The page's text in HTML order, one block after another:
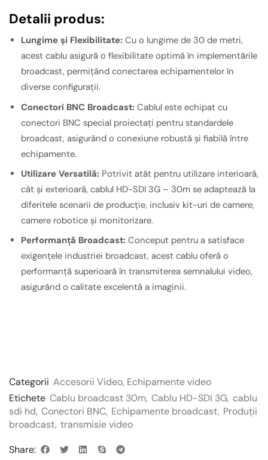
Detalii produs:
Lungime și Flexibilitate: Cu o lungime de 30 de metri,
acest cablu asigură o flexibilitate optimă în implementările
broadcast, permițând conectarea echipamentelor în
diverse configurații.
Conectori BNC Broadcast: Cablul este echipat cu
conectori BNC special proiectați pentru standardele
broadcast, asigurând o conexiune robustă și fiabilă între
echipamente.
Utilizare Versatilă: Potrivit atât pentru utilizare interioară,
cât și exterioară, cablul HD-SDI 3G – 30m se adaptează la
diferitele scenarii de producție, inclusiv kit-uri de camere,
camere robotice și monitorizare.
Performanță Broadcast: Conceput pentru a satisface
exigențele industriei broadcast, acest cablu oferă o
performanță superioară în transmiterea semnalului video,
asigurând o calitate excelentă a imaginii.
Categorii Accesorii Video, Echipamente video
Etichete Cablu broadcast 30m, Cablu HD-SDI 3G, cablu
sdi hd, Conectori BNC, Echipamente broadcast, Produții
broadcast, transmisie video
Share: